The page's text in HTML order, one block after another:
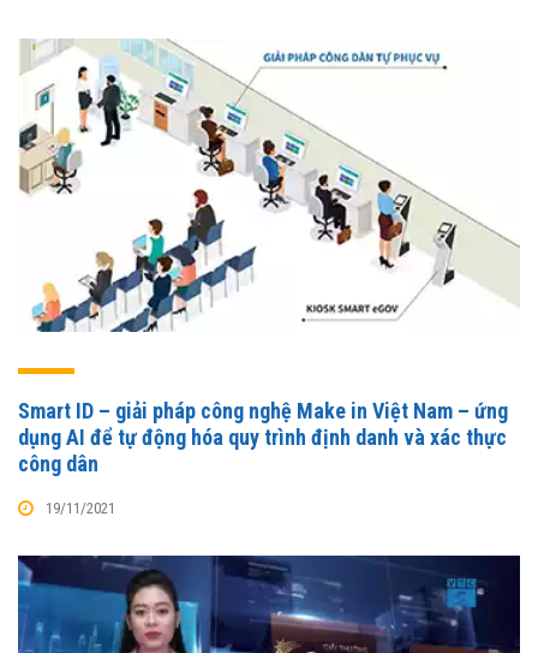
Smart ID – giải pháp công nghệ Make in Việt Nam – ứng
dụng AI để tự động hóa quy trình định danh và xác thực
công dân
19/11/2021